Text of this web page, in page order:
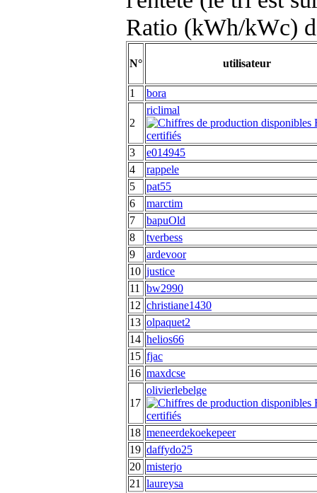
Ratio (kWh/kWc)
N° utilisateur
1 bora
2
riclimal
3
e014945
4
rappele
5
pat55
6
marctim
7
bapuOld
8
tverbess
9
ardevoor
10 justice
11
bw2990
12 christiane1430
13 olpaquet2
14 helios66
15 fjac
16 maxdcse
17
olivierlebelge
18 meneerdekoekepeer
19 daffydo25
20 misterjo
21
laureysa